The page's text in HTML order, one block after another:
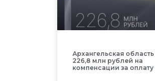
Архангельская
226,8 млн рублей на
компенсации за